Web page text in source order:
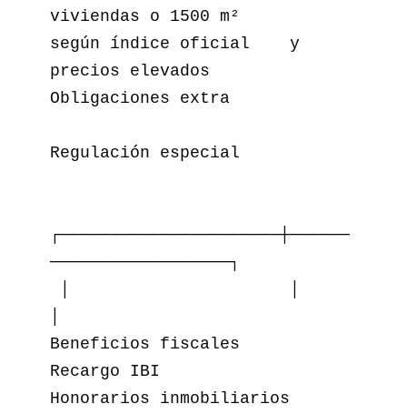
viviendas o 1500 m²
según índice oficial    y
precios elevados
Obligaciones extra
Regulación especial
┌──────────────────────┼──────
──────────────────┐
Beneficios fiscales
Recargo IBI
Honorarios inmobiliarios